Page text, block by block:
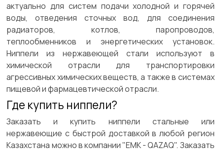
актуально для систем подачи холодной и горячей
воды, отведения сточных вод, для соединения
радиаторов, котлов, паропроводов,
теплообменников и энергетических установок.
Ниппели из нержавеющей стали используют в
химической отрасли для транспортировки
агрессивных химических веществ, а также в системах
пищевой и фармацевтической отрасли.
Где купить ниппели?
Заказать и купить ниппели стальные или
нержавеющие с быстрой доставкой в любой регион
Казахстана можно в компании "ЕМК - QAZAQ". Заказать